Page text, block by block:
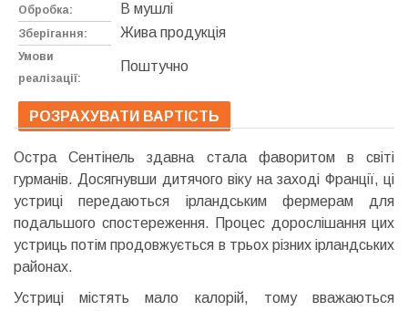
Обробка: В мушлі
Зберігання: Жива продукція
Умови
реалізації:
Поштучно
РОЗРАХУВАТИ ВАРТІСТЬ
Остра Сентінель здавна стала фаворитом в світі
гурманів. Досягнувши дитячого віку на заході Франції, ці
устриці передаються ірландським фермерам для
подальшого спостереження. Процес дорослішання цих
устриць потім продовжується в трьох різних ірландських
районах.
Устриці містять мало калорій, тому вважаються